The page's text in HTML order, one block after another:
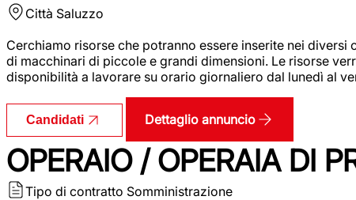
Città Saluzzo
Cerchiamo risorse che potranno essere inserite nei
di macchinari di piccole e grandi dimensioni. Le risorse
disponibilità a lavorare su orario giornaliero dal lunedì al
Candidati Dettaglio annuncio
OPERAIO / OPERAIA DI
Tipo di contratto Somministrazione